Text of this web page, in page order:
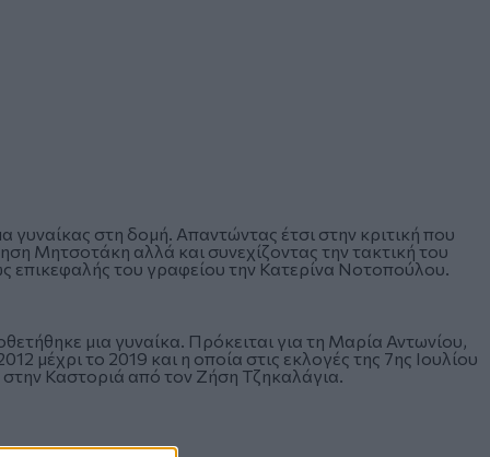
στη δομή. Απαντώντας έτσι στην κριτική που
Μητσοτάκη αλλά και συνεχίζοντας την τακτική του
επικεφαλής του γραφείου την Κατερίνα Νοτοπούλου.
μια γυναίκα. Πρόκειται για τη Μαρία Αντωνίου,
μέχρι το 2019 και η οποία στις εκλογές της 7ης Ιουλίου
Καστοριά από τον Ζήση Τζηκαλάγια.